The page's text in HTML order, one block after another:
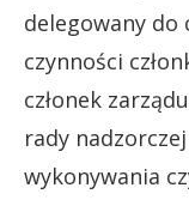
delegowany do
czynności
członek
rady
wykonywania